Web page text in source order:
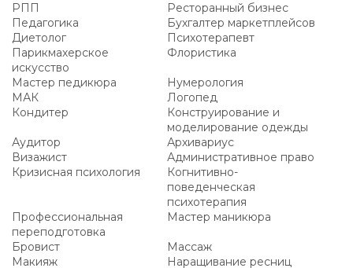
РПП
Ресторанный бизнес
Педагогика
Бухгалтер маркетплейсов
Диетолог
Психотерапевт
Парикмахерское
искусство
Флористика
Мастер педикюра
Нумерология
МАК
Логопед
Кондитер
Конструирование и
моделирование одежды
Аудитор
Архивариус
Визажист
Административное право
Кризисная психология
Когнитивно-
поведенческая
психотерапия
Профессиональная
переподготовка
Мастер маникюра
Бровист
Массаж
Макияж
Наращивание ресниц